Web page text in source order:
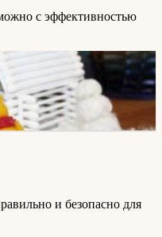
с эффективностью
и безопасно для